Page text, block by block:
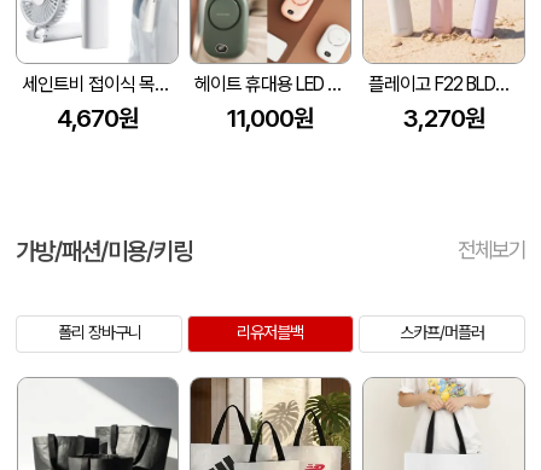
세인트비 접이식 목걸이 선풍기 LED 숫자표시 목스트랩증정
4,670원
헤이트 휴대용 LED 3단 조절 선풍기
11,000원
플레이고 F22 BLDC모터 저소음 미니 선풍기
3,270원
가방/패션/미용/키링 전체보기
폴리 장바구니 리유저블백 스카프/머플러